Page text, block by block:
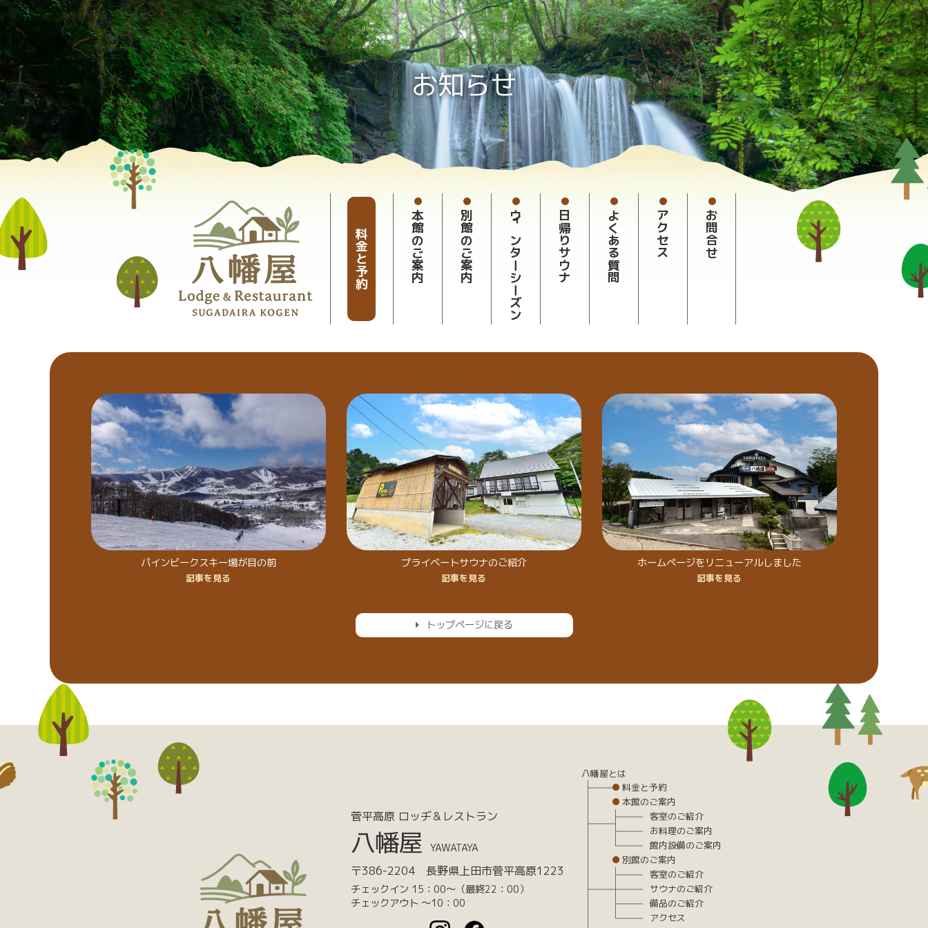
お知らせ
料金と予約 本館のご案内 別館のご案内 ウィンターシーズン 日帰りサウナ よくある質問 アクセス お問合せ
パインビークスキー場が目の前
記事を見る
プライベートサウナのご紹介
記事を見る
ホームページをリニューアルしました
記事を見る
トップページに戻る
菅平高原 ロッヂ＆レストラン
八幡屋 YAWATAYA
〒386-2204 長野県上田市菅平高原1223
チェックイン 15：00～（最終22：00）
チェックアウト ～10：00
八幡屋とは
料金と予約
本館のご案内
客室のご紹介
お料理のご案内
館内設備のご案内
別館のご案内
客室のご紹介
サウナのご紹介
備品のご紹介
アクセス